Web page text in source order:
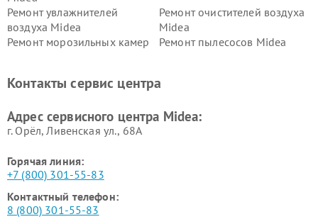
Ремонт увлажнителей
воздуха Midea
Ремонт очистителей воздуха
Midea
Ремонт морозильных камер
Ремонт пылесосов Midea
пылесосов Midea
Midea
Контакты сервис центра
Адрес сервисного центра Midea:
г. Орёл, Ливенская ул., 68А
Горячая линия:
+7 (800) 301-55-83
Контактный телефон:
8 (800) 301-55-83